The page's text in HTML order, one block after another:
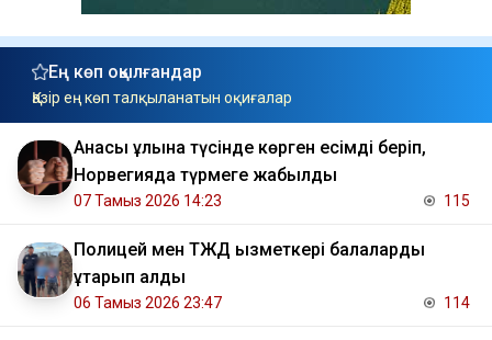
Ең көп оқылғандар
Қазір ең көп талқыланатын оқиғалар
Анасы ұлына түсінде көрген есімді беріп,
Норвегияда түрмеге жабылды
07 Тамыз 2026 14:23 115
Полицей мен ТЖД қызметкері балаларды
құтқарып қалды
06 Тамыз 2026 23:47 114